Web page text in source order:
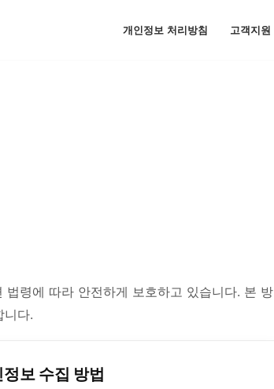
개인정보 처리방침 고객지원
령에 따라 안전하게 보호하고 있습니다. 본 방
니다.
보 수집 방법